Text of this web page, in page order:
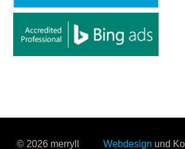
© 2026 merryll Webdesign und